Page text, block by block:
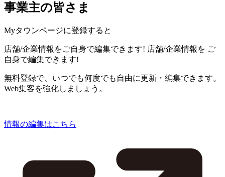
事業主の皆さま
Myタウンページに登録すると
店舗/企業情報をご自身で編集できます! 店舗/企業情報を ご
自身で編集できます!
無料登録で、いつでも何度でも自由に更新・編集できます。
Web集客を強化しましょう。
情報の編集はこちら